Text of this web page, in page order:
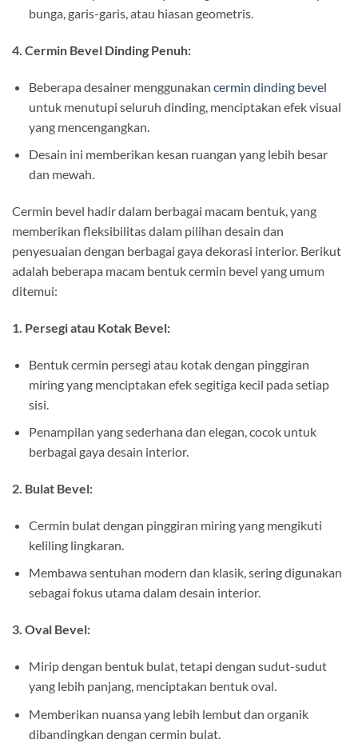
bunga, garis-garis, atau hiasan geometris.
4. Cermin Bevel Dinding Penuh:
Beberapa desainer menggunakan cermin dinding bevel
untuk menutupi seluruh dinding, menciptakan efek visual
yang mencengangkan.
Desain ini memberikan kesan ruangan yang lebih besar
dan mewah.
Cermin bevel hadir dalam berbagai macam bentuk, yang
memberikan fleksibilitas dalam pilihan desain dan
penyesuaian dengan berbagai gaya dekorasi interior. Berikut
adalah beberapa macam bentuk cermin bevel yang umum
ditemui:
1. Persegi atau Kotak Bevel:
Bentuk cermin persegi atau kotak dengan pinggiran
miring yang menciptakan efek segitiga kecil pada setiap
sisi.
Penampilan yang sederhana dan elegan, cocok untuk
berbagai gaya desain interior.
2. Bulat Bevel:
Cermin bulat dengan pinggiran miring yang mengikuti
keliling lingkaran.
Membawa sentuhan modern dan klasik, sering digunakan
sebagai fokus utama dalam desain interior.
3. Oval Bevel:
Mirip dengan bentuk bulat, tetapi dengan sudut-sudut
yang lebih panjang, menciptakan bentuk oval.
Memberikan nuansa yang lebih lembut dan organik
dibandingkan dengan cermin bulat.